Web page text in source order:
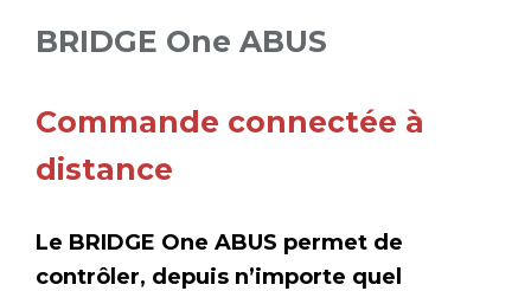
BRIDGE One ABUS
Commande connectée à
distance
Le BRIDGE One ABUS permet de
contrôler, depuis n’importe quel